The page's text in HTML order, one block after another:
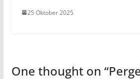
25 Oktober 2025
One thought on “